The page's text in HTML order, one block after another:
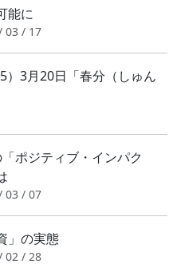
能に
03 / 17
3月20日「春分（しゅん
ポジティブ・インパク
03 / 07
」の実態
02 / 28